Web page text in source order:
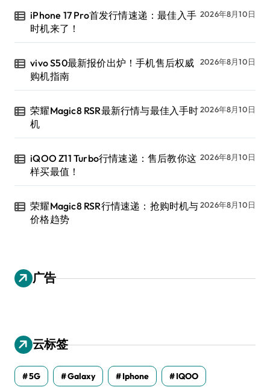
iPhone 17 Pro首发行情速递：最佳入手
时机来了！
2026年8月10日
vivo S50最新报价出炉！手机售后权威
购机指南
2026年8月10日
荣耀Magic8 RSR最新行情与最佳入手时
机
2026年8月10日
iQOO Z11 Turbo行情速递：售后教你这
样买最值！
2026年8月10日
荣耀Magic8 RSR行情速递：抢购时机与
价格趋势
2026年8月10日
广告
云标签
5G Galaxy Iphone IQOO